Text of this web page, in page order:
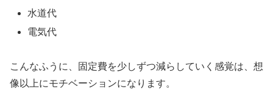
水道代
電気代
こんなふうに、固定費を少しずつ減らしていく感覚は、想
像以上にモチベーションになります。